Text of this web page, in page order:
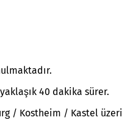
40 dakika sürer.
/ Kostheim / Kastel